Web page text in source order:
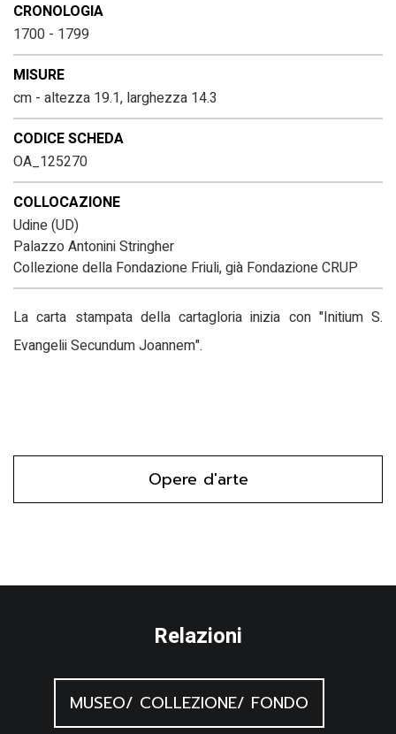
CRONOLOGIA
1700 - 1799
MISURE
cm - altezza 19.1, larghezza 14.3
CODICE SCHEDA
OA_125270
COLLOCAZIONE
Udine (UD)
Palazzo Antonini Stringher
Collezione della Fondazione Friuli, già Fondazione CRUP
La carta stampata della cartagloria inizia con "Initium S.
Evangelii Secundum Joannem".
Opere d'arte
Relazioni
MUSEO/ COLLEZIONE/ FONDO